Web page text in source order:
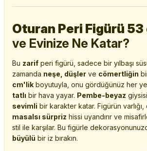
Oturan Peri Figürü 53
ve Evinize Ne Katar?
Bu zarif peri figürü, sadece bir yılbaşı
zamanda neşe, düşler ve cömertliğin
cm'lik boyutuyla, onu gördüğünüz her
tatlı bir hava yayar. Pembe-beyaz
sevimli bir karakter katar. Figürün
masalsı sürpriz hissi uyandırır ve
stil ile karşılar. Bu figürle
büyülü bir iz bırakın.